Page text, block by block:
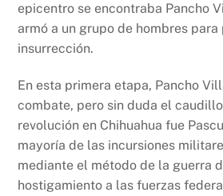
epicentro se encontraba Pancho
armó a un grupo de hombres
insurrección.
En esta primera etapa, Pancho
combate, pero sin duda el
revolución en Chihuahua fue
mayoría de las incursiones
mediante el método de la guerra
hostigamiento a las fuerzas